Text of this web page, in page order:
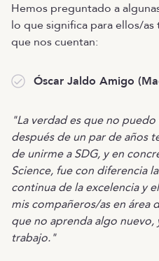
Hemos preguntado a
lo que significa para ellos/as
que nos cuentan:
Óscar Jaldo Amigo
"La verdad es que no
después de un par de años
de unirme a SDG, y en
Science, fue con diferencia
continua de la excelencia y
mis compañeros/as en área
que no aprenda algo
trabajo."